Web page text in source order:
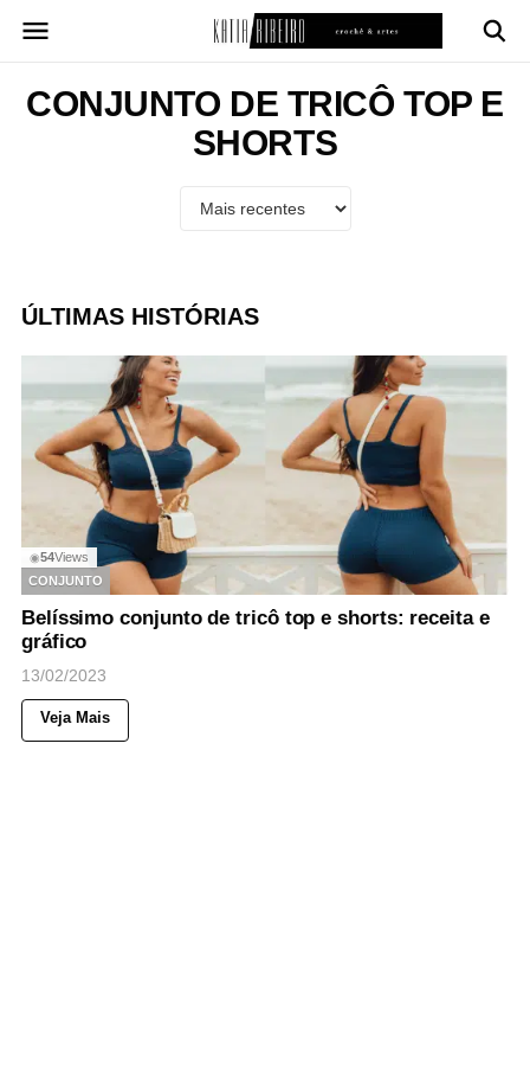
para
conteúdo
CONJUNTO DE TRICÔ TOP E
SHORTS
ÚLTIMAS HISTÓRIAS
◉54Views
CONJUNTO
Belíssimo conjunto de tricô top e shorts: receita e
gráfico
13/02/2023
Veja Mais